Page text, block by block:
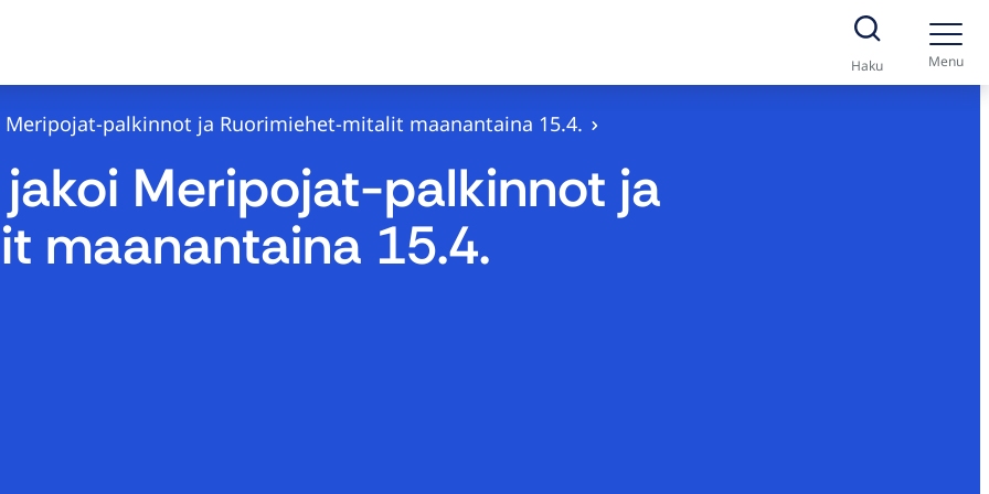
Haku Menu
palkinnot ja Ruorimiehet-mitalit maanantaina 15.4.
Meripojat-palkinnot ja
maanantaina 15.4.